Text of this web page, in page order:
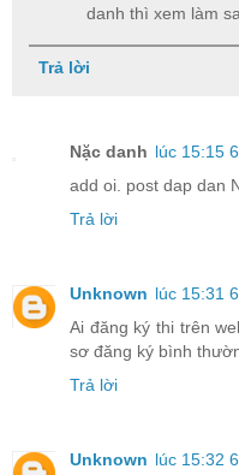
danh thì xem làm
Trả lời
Nặc danh lúc 15:15
add oi. post dap dan
Trả lời
Unknown lúc 15:31
Ai đăng ký thi trên
sơ đăng ký bình
Trả lời
Unknown lúc 15:32